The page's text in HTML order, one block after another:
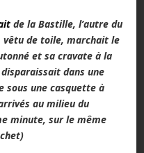
de la Bastille, l’autre du
vêtu de toile, marchait le
et sa cravate à la
dans une
une casquette à
au milieu du
minute, sur le même